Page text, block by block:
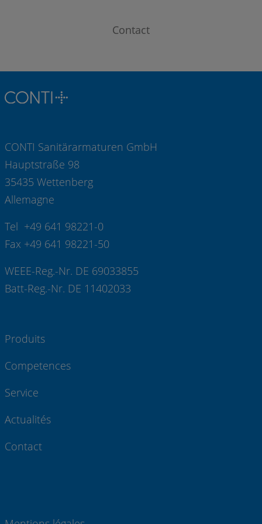
Contact
CONTI Sanitärarmaturen GmbH
Hauptstraße 98
35435 Wettenberg
Allemagne
Tel +49 641 98221-0
Fax +49 641 98221-50
WEEE-Reg.-Nr. DE 69033855
Batt-Reg.-Nr. DE 11402033
Produits
Competences
Service
Actualités
Contact